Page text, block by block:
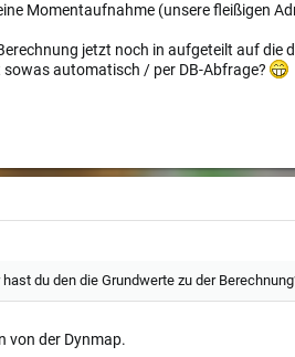
Momentaufnahme (unsere fleißigen
jetzt noch in aufgeteilt auf die
sowas automatisch / per DB-Abfrage?
du den die Grundwerte zu der
von der Dynmap.